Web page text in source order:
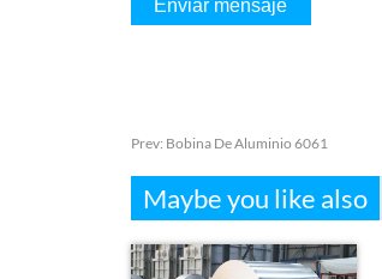
Prev: Bobina De Aluminio 6061
Maybe you like also